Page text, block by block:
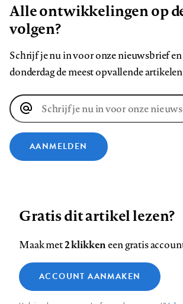
Alle ontwikkelingen op
volgen?
Schrijf je nu in voor onze nieuwsbrief
donderdag de meest opvallende
E-
mailadres
AANMELDEN
Volg
ons
Facebook
Volg
ons
op
LinkedIn
Volg
ons
op
Bluesky
Volg
ons
op
Instagram
Volg
ons
op
YouTube
Footer
Contact Colofon Disclaimer Privacy
Medische vragen
betrouwbare
Gratis dit artikel lezen?
Maak met2 klikkeneen gratis
ACCOUNT AANMAKEN
Zie onze cookie policy
Analytische cookies